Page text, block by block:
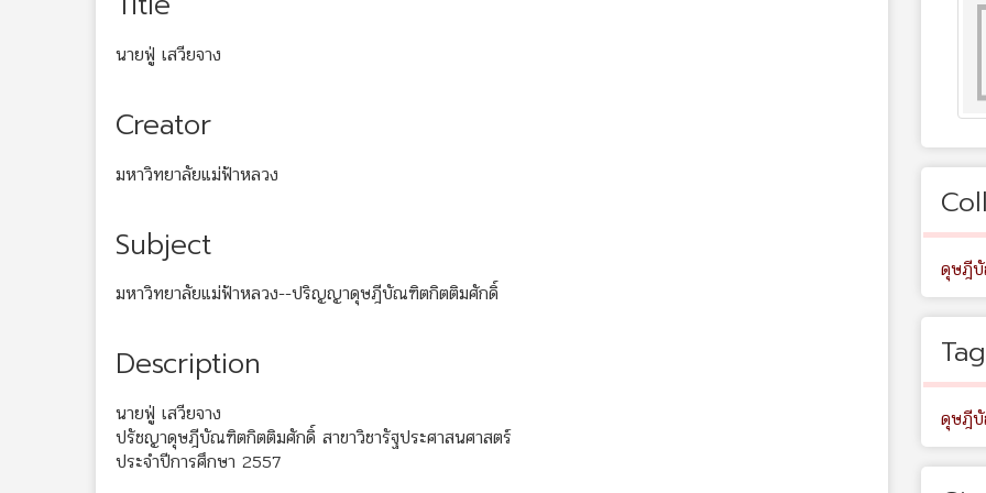
นายฟู่ เสวียจาง
Creator
มหาวิทยาลัยแม่ฟ้าหลวง
Subject
มหาวิทยาลัยแม่ฟ้าหลวง--ปริญญาดุษฎีบัณฑิตกิตติมศักดิ์
Description
นายฟู่ เสวียจาง
ปรัชญาดุษฎีบัณฑิตกิตติมศักดิ์ สาขาวิชารัฐประศาสนศาสตร์
ประจำปีการศึกษา 2557
ดุษฎี
ดุษฎี